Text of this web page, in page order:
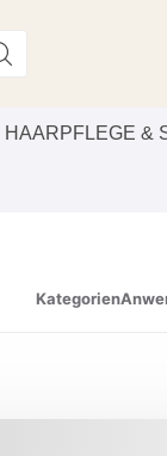
HAARPFLEGE &
Kategorien